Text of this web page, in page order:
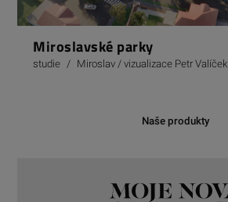
Miroslavské parky
studie / Miroslav / vizualizace Petr Valíček
Naše produkty